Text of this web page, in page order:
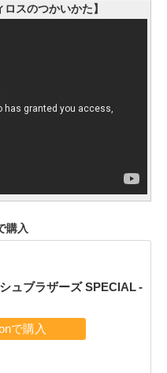
ロスのつかいかた】
購入
ュブラザーズ SPECIAL -